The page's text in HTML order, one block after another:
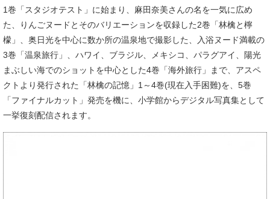
1巻「スタジオテスト」に始まり、麻田奈美さんの名を一気に広め
た、りんごヌードとそのバリエーションを収録した2巻「林檎と檸
檬」、奥日光を中心に数か所の温泉地で撮影した、入浴ヌード満載の
3巻「温泉旅行」、ハワイ、ブラジル、メキシコ、パラグアイ、陽光
まぶしい海でのショットを中心とした4巻「海外旅行」まで、アスペ
クトより発行された「林檎の記憶」1～4巻(現在入手困難)を、5巻
「ファイナルカット」発売を機に、小学館からデジタル写真集として
一挙復刻配信されます。